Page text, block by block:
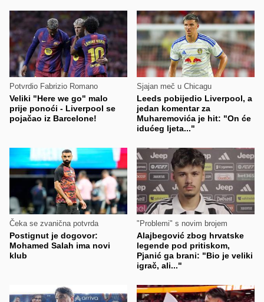
Potvrdio Fabrizio Romano
Veliki "Here we go" malo
prije ponoći - Liverpool se
pojačao iz Barcelone!
Sjajan meč u Chicagu
Leeds pobijedio Liverpool, a
jedan komentar za
Muharemovića je hit: "On će
idućeg ljeta..."
Čeka se zvanična potvrda
Postignut je dogovor:
Mohamed Salah ima novi
klub
"Problemi" s novim brojem
Alajbegović zbog hrvatske
legende pod pritiskom,
Pjanić ga brani: "Bio je veliki
igrač, ali..."